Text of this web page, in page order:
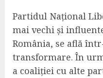
Partidul Național
mai vechi și
România, se află
transformare. În
a coaliției cu alte